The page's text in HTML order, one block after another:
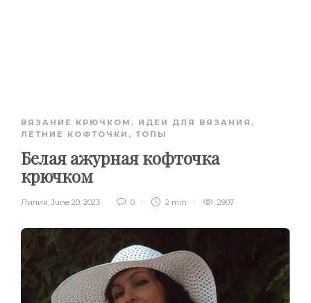
ВЯЗАНИЕ КРЮЧКОМ , ИДЕИ ДЛЯ ВЯЗАНИЯ ,
ЛЕТНИЕ КОФТОЧКИ, ТОПЫ
Белая ажурная кофточка
крючком
Лилия, June 20, 2023 0 2 min 2907